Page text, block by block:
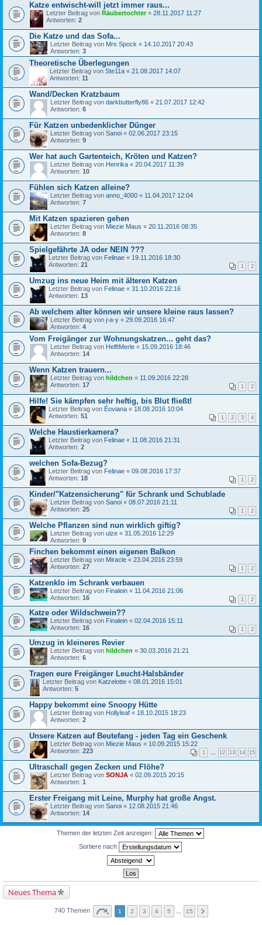
Katze entwischt-will jetzt immer raus...
Letzter Beitrag von Räubertochter« 28.11.2017 11:27
Antworten: 2
Die Katze und das Sofa...
Letzter Beitrag von Mrs Spock « 14.10.2017 20:43
Antworten: 3
Theoretische Überlegungen
Letzter Beitrag von Ste11a « 21.08.2017 14:07
Antworten: 11
Wand/Decken Kratzbaum
Letzter Beitrag von darkbutterfly86 « 21.07.2017 12:42
Antworten: 6
Für Katzen unbedenklicher Dünger
Letzter Beitrag von Sanoi « 02.06.2017 23:15
Antworten: 9
Wer hat auch Gartenteich, Kröten und Katzen?
Letzter Beitrag von Henrika « 20.04.2017 11:39
Antworten: 10
Fühlen sich Katzen alleine?
Letzter Beitrag von anno_4000 « 11.04.2017 12:04
Antworten: 7
Mit Katzen spazieren gehen
Letzter Beitrag von Miezie Maus « 20.11.2016 08:35
Antworten: 8
Spielgefährte JA oder NEIN ???
Letzter Beitrag von Felinae « 19.11.2016 18:30
Antworten: 21 1 2
Umzug ins neue Heim mit älteren Katzen
Letzter Beitrag von Felinae « 31.10.2016 22:16
Antworten: 13
Ab welchem alter können wir unsere kleine raus lassen?
Letzter Beitrag von j-a-y « 29.09.2016 16:47
Antworten: 4
Vom Freigänger zur Wohnungskatzen... geht das?
Letzter Beitrag von HelftMerle « 15.09.2016 18:46
Antworten: 14
Wenn Katzen trauern...
Letzter Beitrag von hildchen « 11.09.2016 22:28
Antworten: 17 1 2
Hilfe! Sie kämpfen sehr heftig, bis Blut fließt!
Letzter Beitrag von Éoviana « 18.08.2016 10:04
Antworten: 51 1 2 3 4
Welche Haustierkamera?
Letzter Beitrag von Felinae « 11.08.2016 21:31
Antworten: 2
welchen Sofa-Bezug?
Letzter Beitrag von Felinae « 09.08.2016 17:37
Antworten: 18 1 2
Kinder/"Katzensicherung" für Schrank und Schublade
Letzter Beitrag von Sanoi « 08.07.2016 21:11
Antworten: 25 1 2
Welche Pflanzen sind nun wirklich giftig?
Letzter Beitrag von ulze « 31.05.2016 12:29
Antworten: 9
Finchen bekommt einen eigenen Balkon
Letzter Beitrag von Miracle « 23.04.2016 23:59
Antworten: 27 1 2
Katzenklo im Schrank verbauen
Letzter Beitrag von Finalein « 11.04.2016 21:06
Antworten: 16 1 2
Katze oder Wildschwein??
Letzter Beitrag von Finalein « 02.04.2016 15:11
Antworten: 16 1 2
Umzug in kleineres Revier
Letzter Beitrag von hildchen « 30.03.2016 21:21
Antworten: 6
Tragen eure Freigänger Leucht-Halsbänder
Letzter Beitrag von Katzelotte « 08.01.2016 15:01
Antworten: 5
Happy bekommt eine Snoopy Hütte
Letzter Beitrag von Hollyleaf « 18.10.2015 18:23
Antworten: 2
Unsere Katzen auf Beutefang - jeden Tag ein Geschenk
Letzter Beitrag von Miezie Maus « 10.09.2015 15:22
Antworten: 223 1 … 12 13 14 15
Ultraschall gegen Zecken und Flöhe?
Letzter Beitrag von SONJA « 02.09.2015 20:15
Antworten: 1
Erster Freigang mit Leine, Murphy hat große Angst.
Letzter Beitrag von Sanoi « 12.08.2015 21:46
Antworten: 14
Themen der letzten Zeit anzeigen:
Sortiere nach
Neues Thema
740 Themen 1 2 3 4 5 15